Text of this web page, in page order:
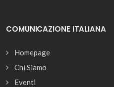
COMUNICAZIONE ITALIANA
Homepage
Chi Siamo
Eventi